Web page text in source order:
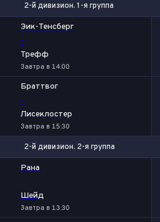
2-й дивизион. 1-я группа
Эик-Тенсберг
-
Трефф
Завтра в 14:00
Браттвог
-
Лисеклостер
Завтра в 15:30
2-й дивизион. 2-я группа
Рана
-
Шейд
Завтра в 13:30